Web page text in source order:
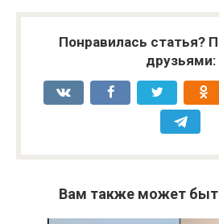
Понравилась статья?
друзьями:
Вам также может